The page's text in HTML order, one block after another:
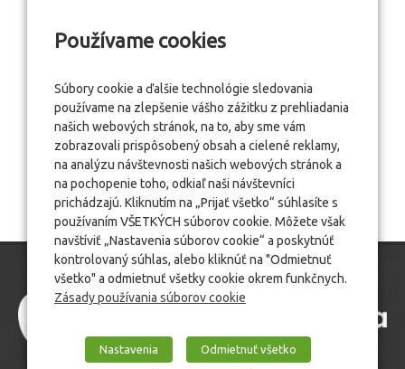
Používame cookies
Súbory cookie a ďalšie technológie sledovania
používame na zlepšenie vášho zážitku z prehliadania
našich webových stránok, na to, aby sme vám
zobrazovali prispôsobený obsah a cielené reklamy,
na analýzu návštevnosti našich webových stránok a
na pochopenie toho, odkiaľ naši návštevníci
prichádzajú. Kliknutím na „Prijať všetko“ súhlasíte s
používaním VŠETKÝCH súborov cookie. Môžete však
navštíviť „Nastavenia súborov cookie“ a poskytnúť
kontrolovaný súhlas, alebo kliknúť na "Odmietnuť
všetko" a odmietnuť všetky cookie okrem funkčnych.
Zásady používania súborov cookie
Nastavenia Odmietnuť všetko